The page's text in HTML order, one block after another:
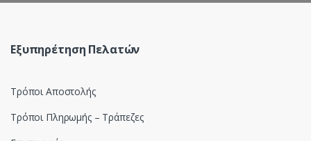
Εξυπηρέτηση Πελατών
Τρόποι Αποστολής
Τρόποι Πληρωμής – Τράπεζες